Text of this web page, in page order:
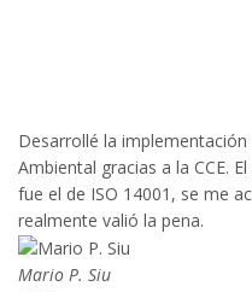
Desarrollé la
Ambiental gracias a la CCE.
fue el de ISO 14001, se me
realmente valió la pena.
Mario P. Siu